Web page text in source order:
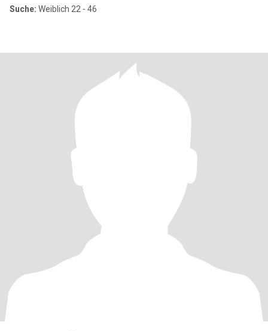
Suche: Weiblich 22 - 46